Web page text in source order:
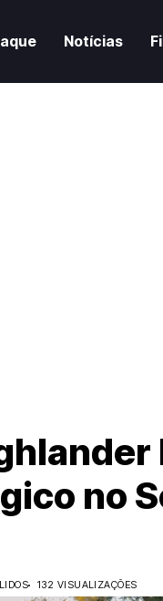
Notícias
no
132 VISUALIZAÇÕES